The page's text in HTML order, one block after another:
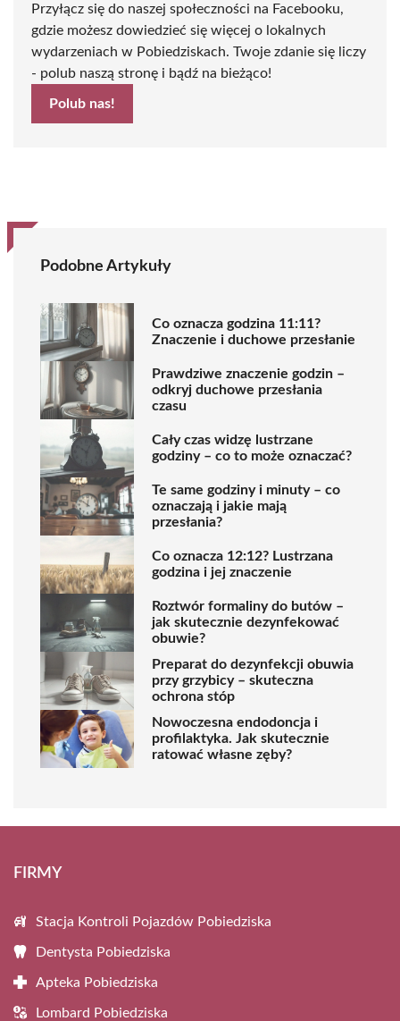
Przyłącz się do naszej społeczności na Facebooku,
gdzie możesz dowiedzieć się więcej o lokalnych
wydarzeniach w Pobiedziskach. Twoje zdanie się liczy
- polub naszą stronę i bądź na bieżąco!
Polub nas!
Podobne Artykuły
Co oznacza godzina 11:11?
Znaczenie i duchowe przesłanie
Prawdziwe znaczenie godzin –
odkryj duchowe przesłania
czasu
Cały czas widzę lustrzane
godziny – co to może oznaczać?
Te same godziny i minuty – co
oznaczają i jakie mają
przesłania?
Co oznacza 12:12? Lustrzana
godzina i jej znaczenie
Roztwór formaliny do butów –
jak skutecznie dezynfekować
obuwie?
Preparat do dezynfekcji obuwia
przy grzybicy – skuteczna
ochrona stóp
Nowoczesna endodoncja i
profilaktyka. Jak skutecznie
ratować własne zęby?
FIRMY
Stacja Kontroli Pojazdów Pobiedziska
Dentysta Pobiedziska
Apteka Pobiedziska
Lombard Pobiedziska